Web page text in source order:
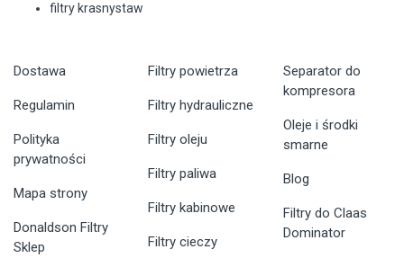
filtry krasnystaw
Dostawa
Regulamin
Polityka
prywatności
Mapa strony
Donaldson Filtry
Sklep
Filtry powietrza
Filtry hydrauliczne
Filtry oleju
Filtry paliwa
Filtry kabinowe
Filtry cieczy
Separator do
kompresora
Oleje i środki
smarne
Blog
Filtry do Claas
Dominator